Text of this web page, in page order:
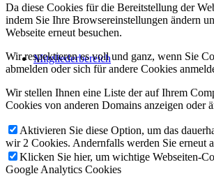
Mitgliederbereich
Da diese Cookies für die Bereitstellung der
indem Sie Ihre Browsereinstellungen ändern
Webseite erneut besuchen.
Wir respektieren es voll und ganz, wenn Sie
abmelden oder sich für andere Cookies
Wir stellen Ihnen eine Liste der auf Ihrem
Cookies von anderen Domains anzeigen oder
Aktivieren Sie diese Option, um das
wir 2 Cookies. Andernfalls werden Sie erneut
Klicken Sie hier, um wichtige Webseiten-
Google Analytics Cookies